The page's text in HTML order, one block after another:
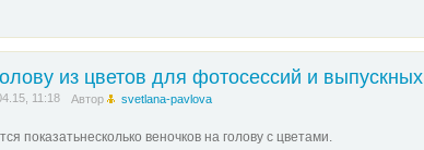
из цветов для фотосессий и выпускных
11:18 Автор svetlana-pavlova
показатьнесколько веночков на голову с цветами.